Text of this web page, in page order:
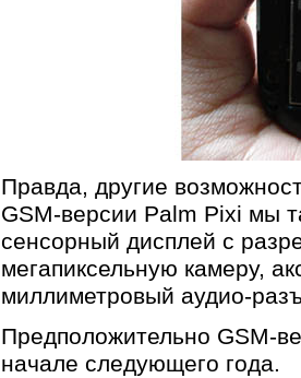
Правда, другие
GSM-версии Palm Pixi мы
сенсорный дисплей с
мегапиксельную камеру,
миллиметровый аудио-
Предположительно GSM-
начале следующего года.